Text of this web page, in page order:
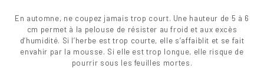
En automne, ne coupez jamais trop court. Une hauteur de 5 à 6
cm permet à la pelouse de résister au froid et aux excès
d’humidité. Si l’herbe est trop courte, elle s’affaiblit et se fait
envahir par la mousse. Si elle est trop longue, elle risque de
pourrir sous les feuilles mortes.